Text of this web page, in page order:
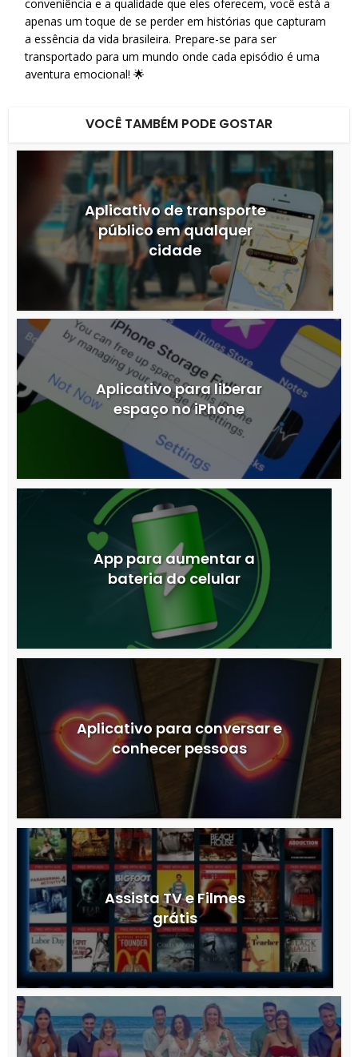
conveniência e a qualidade que eles oferecem, você está a
apenas um toque de se perder em histórias que capturam
a essência da vida brasileira. Prepare-se para ser
transportado para um mundo onde cada episódio é uma
aventura emocional! 🌟
VOCÊ TAMBÉM PODE GOSTAR
Aplicativo de transporte
público em qualquer
cidade
Aplicativo para liberar
espaço no iPhone
App para aumentar a
bateria do celular
Aplicativo para conversar e
conhecer pessoas
Assista TV e Filmes
grátis